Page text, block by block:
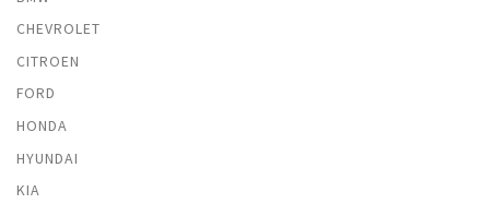
CHEVROLET
CITROEN
FORD
HONDA
HYUNDAI
KIA